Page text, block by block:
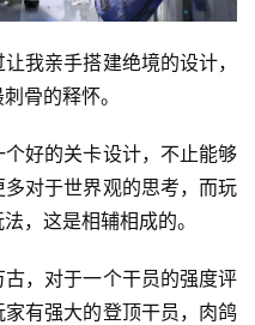
我亲手搭建绝境的设计，
骨的释怀。
好的关卡设计，不止能够
对于世界观的思考，而玩
，这是相辅相成的。
，对于一个干员的强度评
有强大的登顶干员，肉鸽